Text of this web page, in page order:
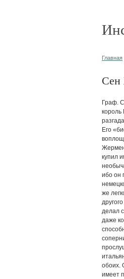
Главная
Сен
Граф.
король
Его
Жермен
купил
ибо он
же
делал
даже
обоих.
имеет